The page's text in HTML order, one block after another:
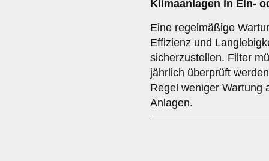
Klimaanlagen in Ein-
Eine regelmäßige
Effizienz und
sicherzustellen. Filter
jährlich überprüft
Regel weniger Wartung
Anlagen.